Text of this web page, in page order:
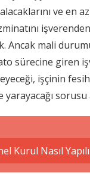
ve en
Ancak mali
sürecine giren
işçinin
yarayacağı
Kurul Nasıl